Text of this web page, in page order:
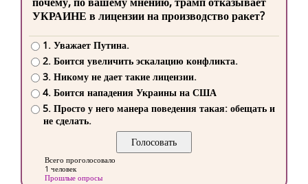
УКРАИНЕ в лицензии на производство ракет?
1. Уважает Путина.
2. Боится увеличить эскалацию конфликта.
3. Никому не дает такие лицензии.
4. Боится нападения Украины на США
5. Просто у него манера поведения такая: обещать и
не сделать.
Всего проголосовало
1 человек
Прошлые опросы